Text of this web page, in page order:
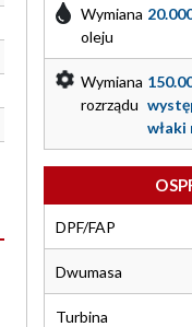
Wymiana
oleju
Wymiana
rozrządu
właki
DPF/FAP
Dwumasa
Turbina